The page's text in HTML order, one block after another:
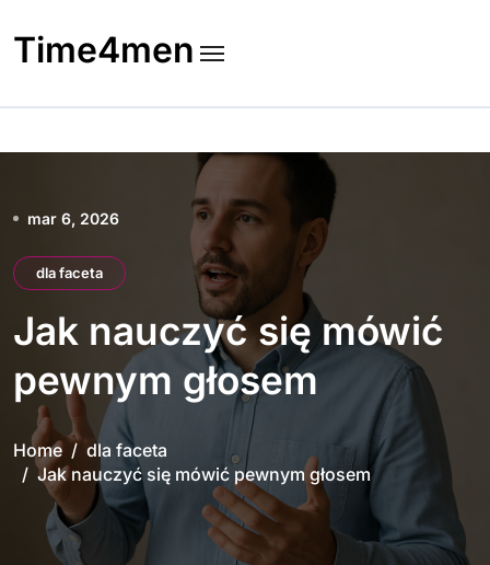
to
content
Time4men
mar 6, 2026
dla faceta
Jak nauczyć się mówić
pewnym głosem
Home
dla faceta
Jak nauczyć się mówić pewnym głosem